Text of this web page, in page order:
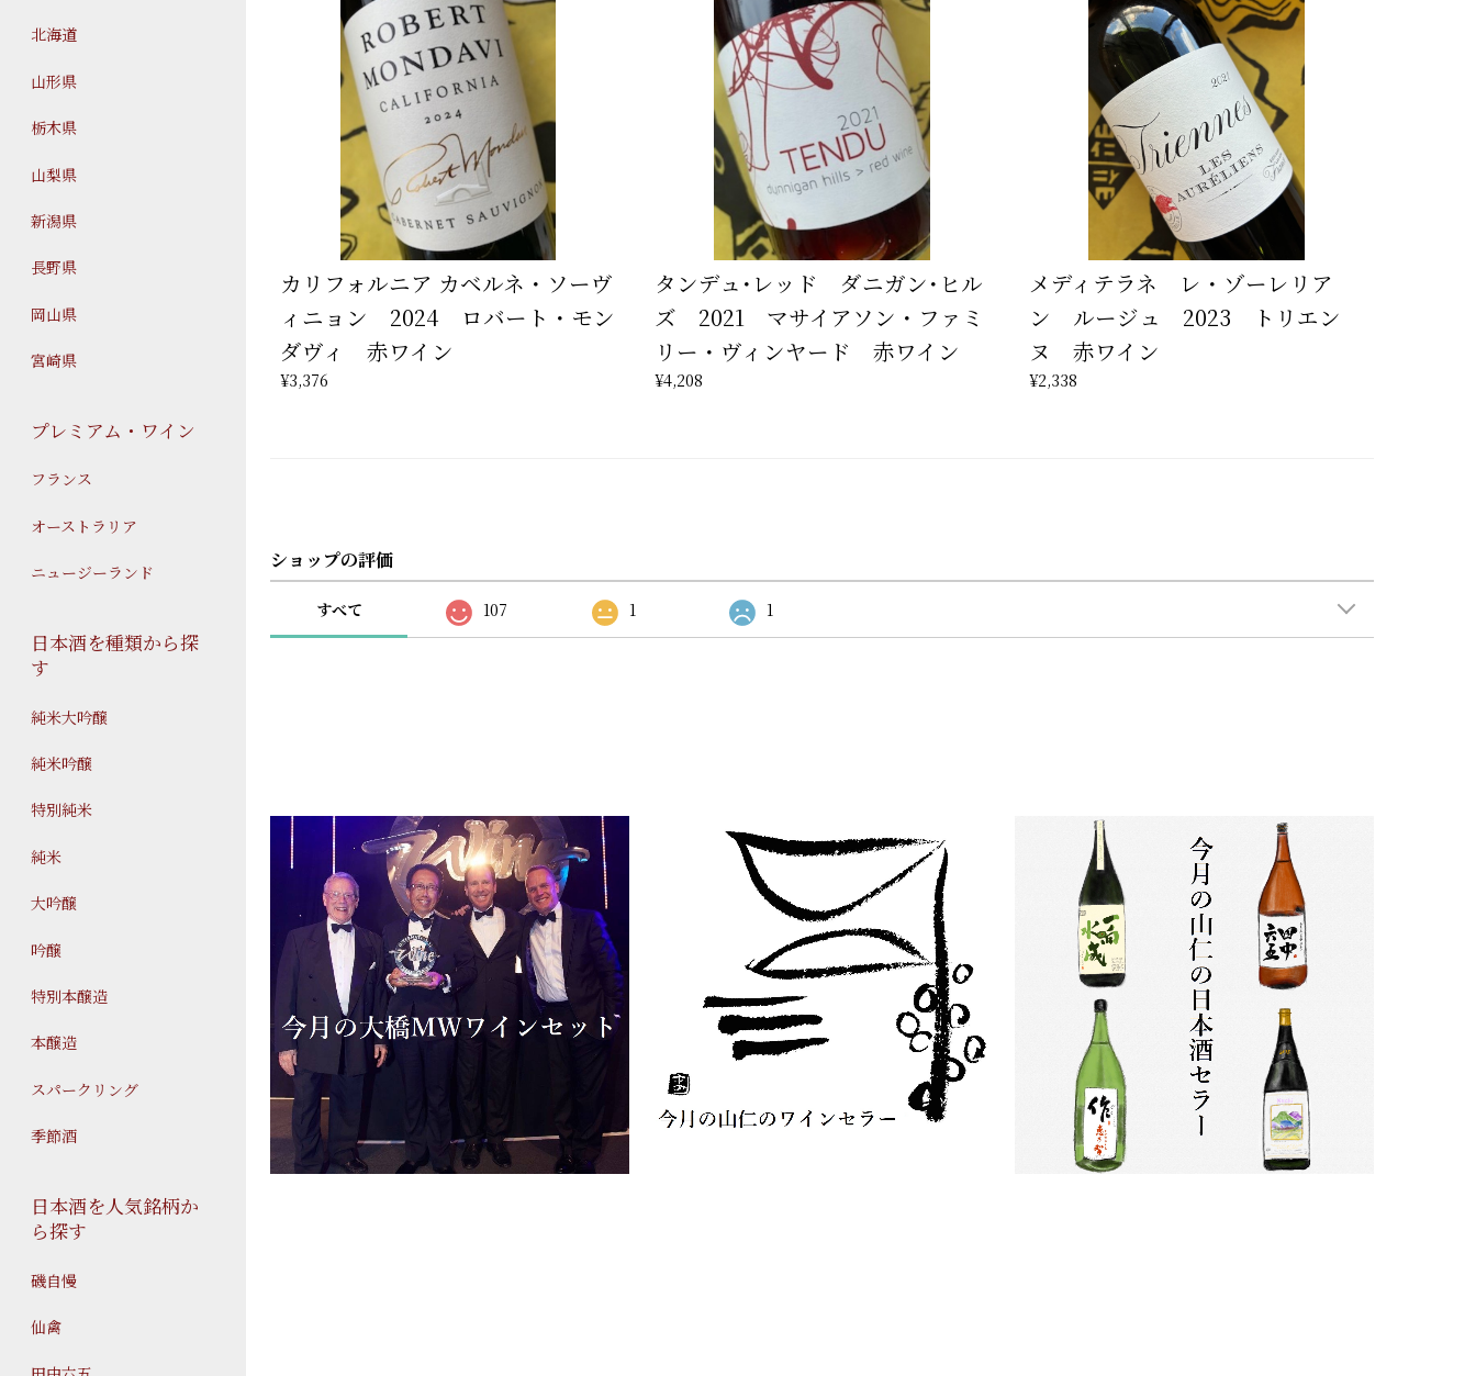
北海道
山形県
栃木県
山梨県
新潟県
長野県
岡山県
宮崎県
プレミアム・ワイン
フランス
オーストラリア
ニュージーランド
日本酒を種類から探
す
純米大吟醸
純米吟醸
特別純米
純米
大吟醸
吟醸
特別本醸造
本醸造
スパークリング
季節酒
日本酒を人気銘柄か
ら探す
磯自慢
仙禽
カリフォルニア カベルネ・ソーヴ
ィニョン 2024 ロバート・モン
ダヴィ 赤ワイン
¥3,376
タンデュ･レッド ダニガン･ヒル
ズ 2021 マサイアソン・ファミ
リー・ヴィンヤード 赤ワイン
¥4,208
メディテラネ レ・ゾーレリア
ン ルージュ 2023 トリエン
ヌ 赤ワイン
¥2,338
ショップの評価
すべて 107 1 1